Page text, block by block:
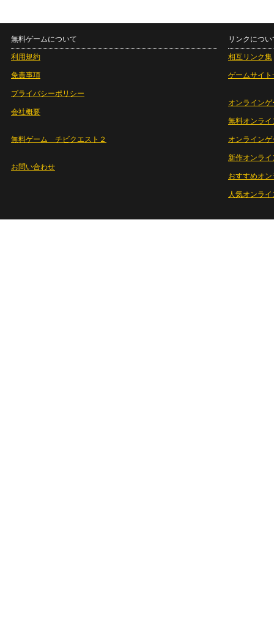
無料ゲームについて
利用規約
免責事項
プライバシーポリシー
会社概要
無料ゲーム チビクエスト２
お問い合わせ
リンクについ
相互リンク集
ゲームサイト
オンラインゲ
無料オンライ
オンライン
新作オンライ
おすすめオ
人気オンラ